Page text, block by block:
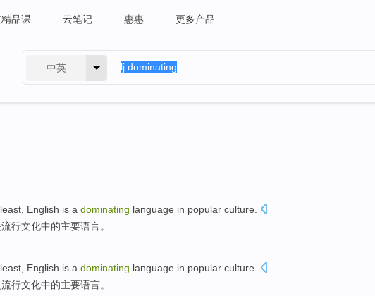
品课 云笔记 惠惠 更多产品
中英
English is a dominating language in popular culture
流行文化中的主要语言。
English is a dominating language in popular culture
流行文化中的主要语言。